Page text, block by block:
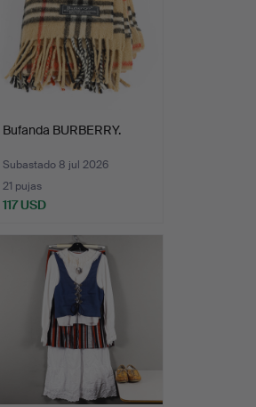
Bufanda BURBERRY.
Subastado 8 jul 2026
21 pujas
117 USD